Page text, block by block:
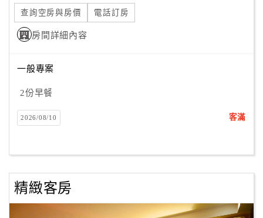
單
管
理
員
戶
客
服
聯
查詢空房與房價 電話訂房
房間詳細內容
一般專案
2份早餐
2026/08/10 客滿
精緻客房